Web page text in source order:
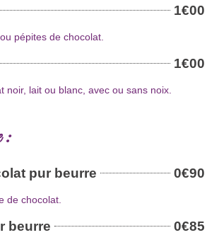
1€00
pépites de chocolat.
1€00
noir, lait ou blanc, avec ou sans noix.
:
pur beurre 0€90
de chocolat.
beurre 0€85